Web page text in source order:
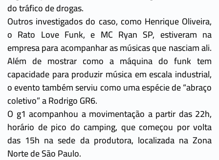
do tráfico de drogas.
Outros investigados do caso, como Henrique Oliveira,
o Rato Love Funk, e MC Ryan SP, estiveram na
empresa para acompanhar as músicas que nasciam ali.
Além de mostrar como a máquina do funk tem
capacidade para produzir música em escala industrial,
o evento também serviu como uma espécie de “abraço
coletivo” a Rodrigo GR6.
O g1 acompanhou a movimentação a partir das 22h,
horário de pico do camping, que começou por volta
das 15h na sede da produtora, localizada na Zona
Norte de São Paulo.